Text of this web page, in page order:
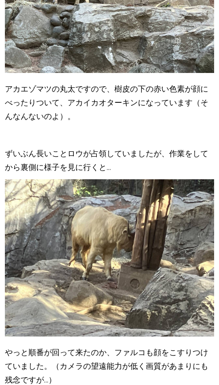
アカエゾマツの丸太ですので、樹皮の下の赤い色素が顔に
べったりついて、 アカイ カオターキンになっています（そ
んなんないのよ）。
ずいぶん長いことロウが占領していましたが、作業をして
から裏側に様子を見に行くと...
やっと順番が回って来たのか、ファルコも顔をこすりつけ
ていました。（カメラの望遠能力が低く画質があまりにも
残念ですが...）